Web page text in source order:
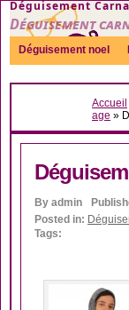
Déguisement
Déguisement
Déguisement noel
Sexy
Accueil
age »
By admin
Posted in:
Tags: